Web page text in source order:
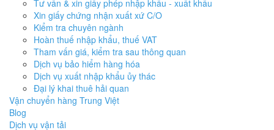
Tư vấn & xin giấy phép nhập khẩu - xuất khẩu
Xin giấy chứng nhận xuất xứ C/O
Kiểm tra chuyên ngành
Hoàn thuế nhập khẩu, thuế VAT
Tham vấn giá, kiểm tra sau thông quan
Dịch vụ bảo hiểm hàng hóa
Dịch vụ xuất nhập khẩu ủy thác
Đại lý khai thuê hải quan
Vận chuyển hàng Trung Việt
Blog
Dịch vụ vận tải